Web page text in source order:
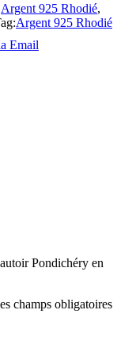
Argent 925 Rhodié,
Argent 925 Rhodié
Email
Pondichéry en
champs obligatoires